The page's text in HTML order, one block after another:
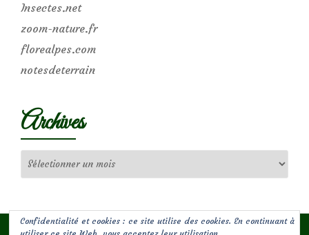
Insectes.net
zoom-nature.fr
florealpes.com
notesdeterrain
Archives
Confidentialité et cookies : ce site utilise des cookies. En continuant à